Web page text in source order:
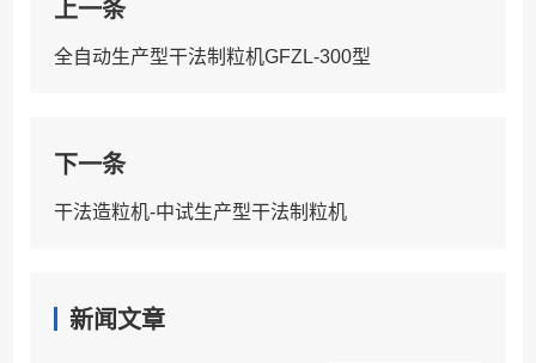
上一条
全自动生产型干法制粒机GFZL-300型
下一条
干法造粒机-中试生产型干法制粒机
新闻文章